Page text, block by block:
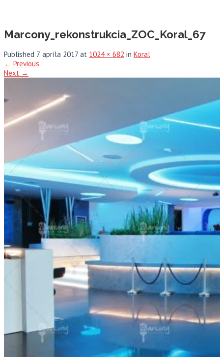
Marcony_rekonstrukcia_ZOC_Koral_67
Published 7. apríla 2017 at 1024 × 682 in Koral
← Previous
Next →